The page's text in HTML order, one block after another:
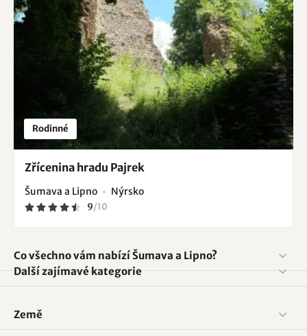
Rodinné
Zřícenina hradu Pajrek
Šumava a Lipno Nýrsko
9/10
Co všechno vám nabízí Šumava a Lipno?
Další zajímavé kategorie
Země